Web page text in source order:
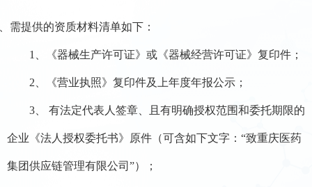
需提供的资质材料清单如下 ：
1、《器械生产许可证》或《器械经营许可证》复印件；
2、《营业执照》复印件及上年度年报公示；
3、 有法定代表人签章、且有明确授权范围和委托期限的
企业《法人授权委托书》原件（可含如下文字： “致重庆医药
集团供应链管理有限公司”）；